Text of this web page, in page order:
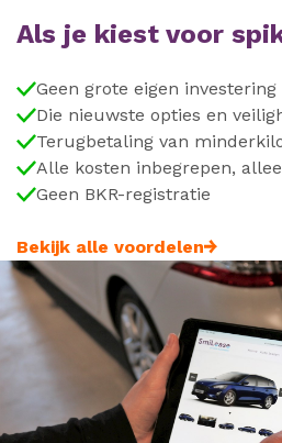
Als je kiest voor
Geen grote eigen investering
Die nieuwste opties en
Terugbetaling van
Alle kosten inbegrepen,
Geen BKR-registratie
Bekijk alle voordelen